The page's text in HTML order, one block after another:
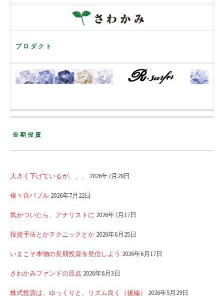
プロダクト
長期投資
大きく下げているが、、、 2026年7月28日
複々合バブル 2026年7月22日
気がついたら、アナリストに 2026年7月17日
投資手法とかテクニックとか 2026年6月25日
いまこそ本物の長期投資を発信しよう 2026年6月17日
さわかみファンドの原点 2026年6月3日
株式投資は、ゆっくりと、リズム良く（後編） 2026年5月29日